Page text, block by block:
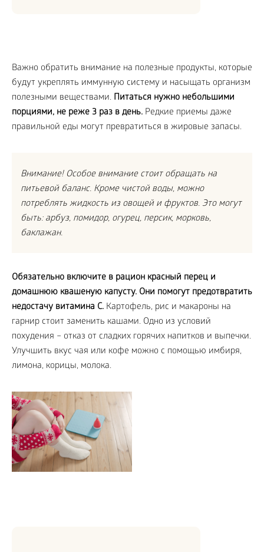
Важно обратить внимание на полезные продукты, которые
будут укреплять иммунную систему и насыщать организм
полезными веществами. Питаться нужно небольшими
порциями, не реже 3 раз в день. Редкие приемы даже
правильной еды могут превратиться в жировые запасы.
Внимание! Особое внимание стоит обращать на
питьевой баланс. Кроме чистой воды, можно
потреблять жидкость из овощей и фруктов. Это могут
быть: арбуз, помидор, огурец, персик, морковь,
баклажан.
Обязательно включите в рацион красный перец и
домашнюю квашеную капусту. Они помогут предотвратить
недостачу витамина С. Картофель, рис и макароны на
гарнир стоит заменить кашами. Одно из условий
похудения – отказ от сладких горячих напитков и выпечки.
Улучшить вкус чая или кофе можно с помощью имбиря,
лимона, корицы, молока.